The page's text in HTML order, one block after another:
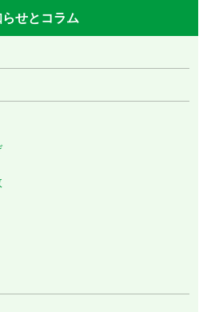
せとコラム